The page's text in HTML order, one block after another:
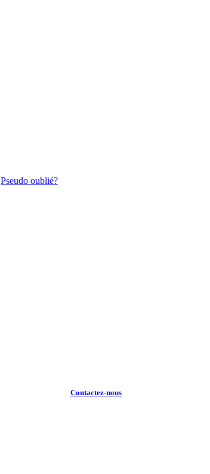
Pseudo oublié?
Contactez-nous